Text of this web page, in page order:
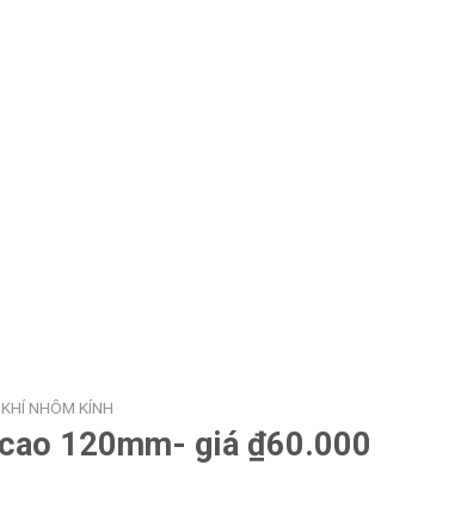
NHÔM KÍNH
120mm- giá ₫60.000